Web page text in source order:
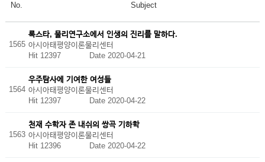
No. Subject
1565
록스타, 물리연구소에서 인생의 진리를 말하다.
아시아태평양이론물리센터
Hit 12397 Date 2020-04-21
1564
우주탐사에 기여한 여성들
아시아태평양이론물리센터
Hit 12397 Date 2020-04-22
1563
천재 수학자 존 내쉬의 쌍곡 기하학
아시아태평양이론물리센터
Hit 12396 Date 2020-04-22